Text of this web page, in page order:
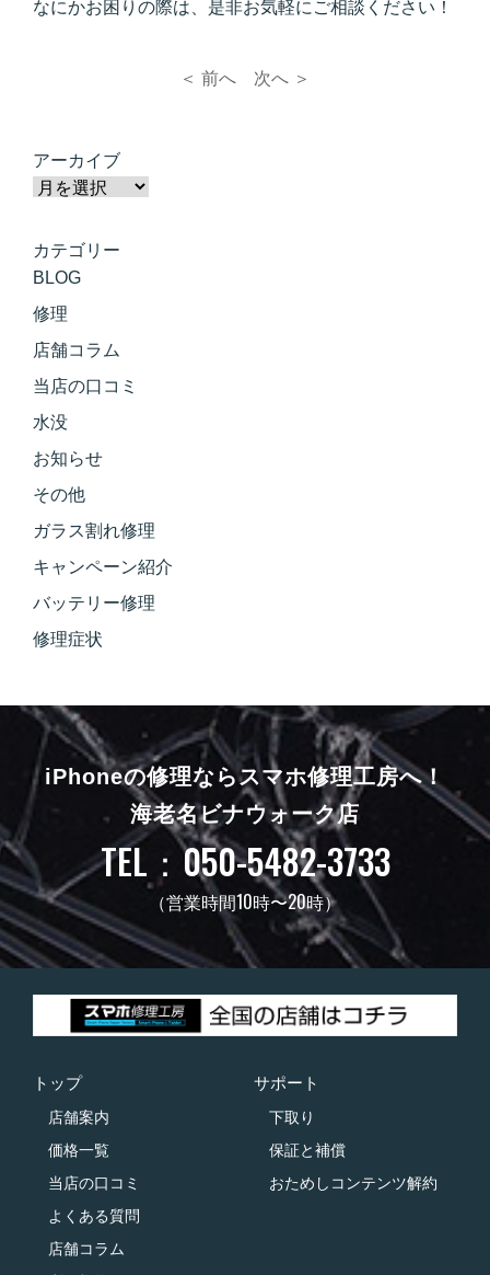
なにかお困りの際は、是非お気軽にご相談ください！
＜ 前へ 次へ ＞
アーカイブ
カテゴリー
BLOG
修理
店舗コラム
当店の口コミ
水没
お知らせ
その他
ガラス割れ修理
キャンペーン紹介
バッテリー修理
修理症状
iPhoneの修理ならスマホ修理工房へ！
海老名ビナウォーク店
TEL：050-5482-3733
（営業時間10時〜20時）
トップ
店舗案内
価格一覧
当店の口コミ
よくある質問
店舗コラム
サポート
下取り
保証と補償
おためしコンテンツ解約